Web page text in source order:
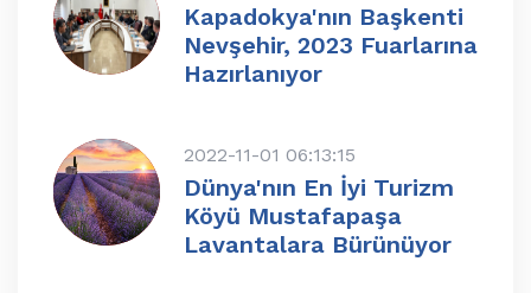
Kapadokya'nın Başkenti
Nevşehir, 2023 Fuarlarına
Hazırlanıyor
2022-11-01 06:13:15
Dünya'nın En İyi Turizm
Köyü Mustafapaşa
Lavantalara Bürünüyor